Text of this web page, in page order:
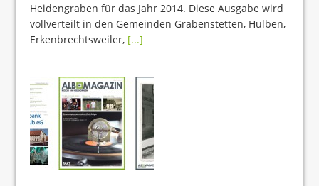
Heidengraben für das Jahr 2014. Diese Ausgabe wird
vollverteilt in den Gemeinden Grabenstetten, Hülben,
Erkenbrechtsweiler, [...]